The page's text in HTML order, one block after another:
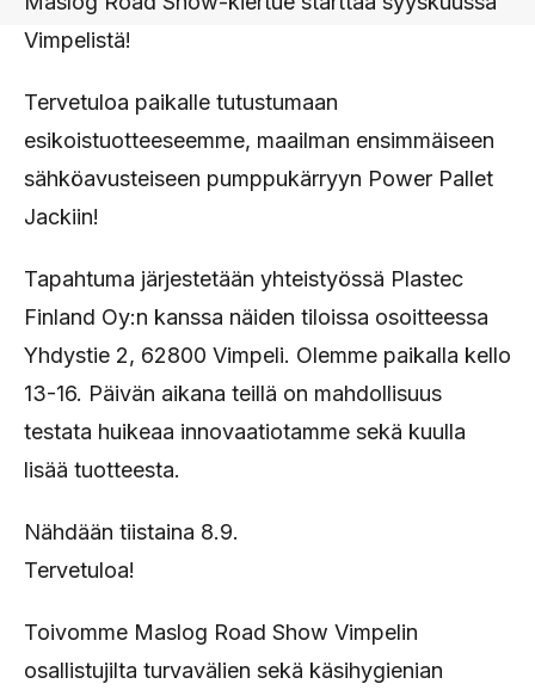
Vimpelistä!
Tervetuloa paikalle tutustumaan
esikoistuotteeseemme, maailman ensimmäiseen
sähköavusteiseen pumppukärryyn Power Pallet
Jackiin!
Tapahtuma järjestetään yhteistyössä Plastec
Finland Oy:n kanssa näiden tiloissa osoitteessa
Yhdystie 2, 62800 Vimpeli. Olemme paikalla kello
13-16. Päivän aikana teillä on mahdollisuus
testata huikeaa innovaatiotamme sekä kuulla
lisää tuotteesta.
Nähdään tiistaina 8.9.
Tervetuloa!
Toivomme Maslog Road Show Vimpelin
osallistujilta turvavälien sekä käsihygienian